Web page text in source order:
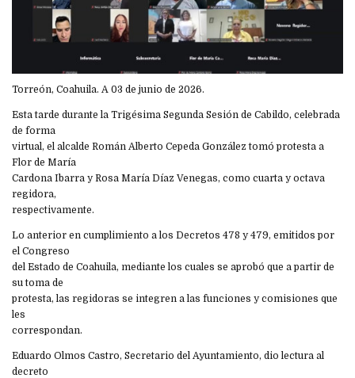
Torreón, Coahuila. A 03 de junio de 2026.
Esta tarde durante la Trigésima Segunda Sesión de Cabildo, celebrada
de forma
virtual, el alcalde Román Alberto Cepeda González tomó protesta a
Flor de María
Cardona Ibarra y Rosa María Díaz Venegas, como cuarta y octava
regidora,
respectivamente.
Lo anterior en cumplimiento a los Decretos 478 y 479, emitidos por
el Congreso
del Estado de Coahuila, mediante los cuales se aprobó que a partir de
su toma de
protesta, las regidoras se integren a las funciones y comisiones que
les
correspondan.
Eduardo Olmos Castro, Secretario del Ayuntamiento, dio lectura al
decreto